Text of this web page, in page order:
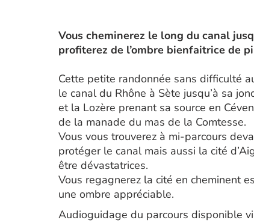
Vous cheminerez le long du canal
profiterez de l’ombre bienfaitrice de
Cette petite randonnée sans difficulté
le canal du Rhône à Sète jusqu’à sa
et la Lozère prenant sa source en
de la manade du mas de la Comtesse.
Vous vous trouverez à mi-parcours
protéger le canal mais aussi la cité
être dévastatrices.
Vous regagnerez la cité en cheminent
une ombre appréciable.
Audioguidage du parcours disponible